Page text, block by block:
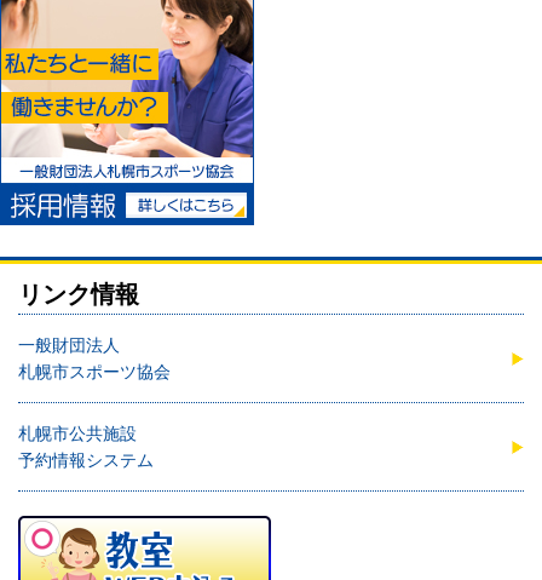
リンク情報
一般財団法人
札幌市スポーツ協会
札幌市公共施設
予約情報システム